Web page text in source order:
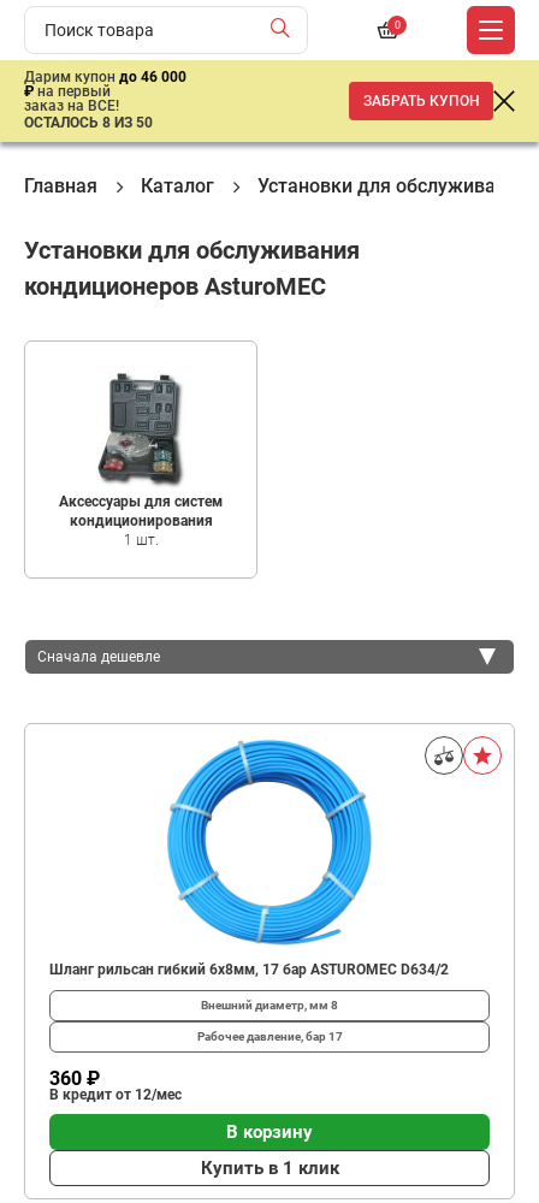
0
Дарим купон до 46 000
₽ на первый
заказ на ВСЕ!
ОСТАЛОСЬ 8 ИЗ 50
ЗАБРАТЬ КУПОН
Главная Каталог Установки для обслуживания
Установки для обслуживания
кондиционеров AsturoMEC
Аксессуары для систем
кондиционирования
1 шт.
Сначала дешевле
Шланг рильсан гибкий 6x8мм, 17 бар ASTUROMEC D634/2
Внешний диаметр, мм 8
Рабочее давление, бар17
360 ₽
В кредит от 12/мес
В корзину
Купить в 1 клик